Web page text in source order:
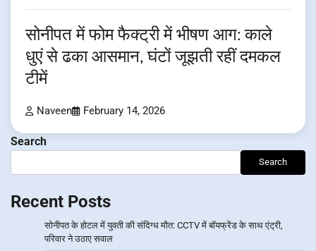
सोनीपत में फोम फैक्ट्री में भीषण आग: काले
धुएं से ढका आसमान, घंटों जूझती रहीं दमकल
टीमें
Naveen February 14, 2026
Search
Search
Recent Posts
सोनीपत के होटल में युवती की संदिग्ध मौत: CCTV में बॉयफ्रेंड के साथ एंट्री,
परिवार ने उठाए सवाल